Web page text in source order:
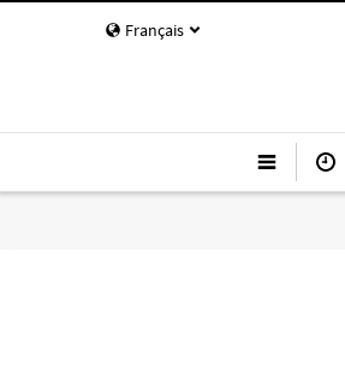
Français